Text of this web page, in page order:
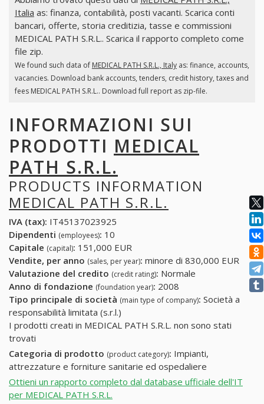
Italia as: finanza, contabilità, posti vacanti. Scarica conti
bancari, offerte, storia creditizia, tasse e commissioni
MEDICAL PATH S.R.L.. Scarica il rapporto completo come
file zip.
We found such data of MEDICAL PATH S.R.L., Italyas: finance, accounts,
vacancies. Download bank accounts, tenders, credit history, taxes and
fees MEDICAL PATH S.R.L.. Download full report as zip-file.
INFORMAZIONI SUI
PRODOTTI MEDICAL
PATH S.R.L.
PRODUCTS INFORMATION
MEDICAL PATH S.R.L.
IVA (tax): IT45137023925
Dipendenti (employees): 10
Capitale (capital): 151,000 EUR
Vendite, per anno (sales, per year): minore di 830,000 EUR
Valutazione del credito (credit rating): Normale
Anno di fondazione (foundation year): 2008
Tipo principale di società (main type of company): Società a
responsabilità limitata (s.r.l.)
I prodotti creati in MEDICAL PATH S.R.L. non sono stati
trovati
Categoria di prodotto (product category): Impianti,
attrezzature e forniture sanitarie ed ospedaliere
Ottieni un rapporto completo dal database ufficiale dell'IT
per MEDICAL PATH S.R.L.